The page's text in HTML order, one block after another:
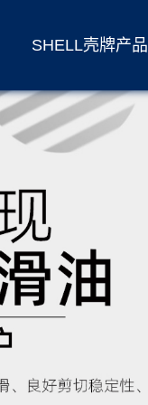
SHELL壳牌产品